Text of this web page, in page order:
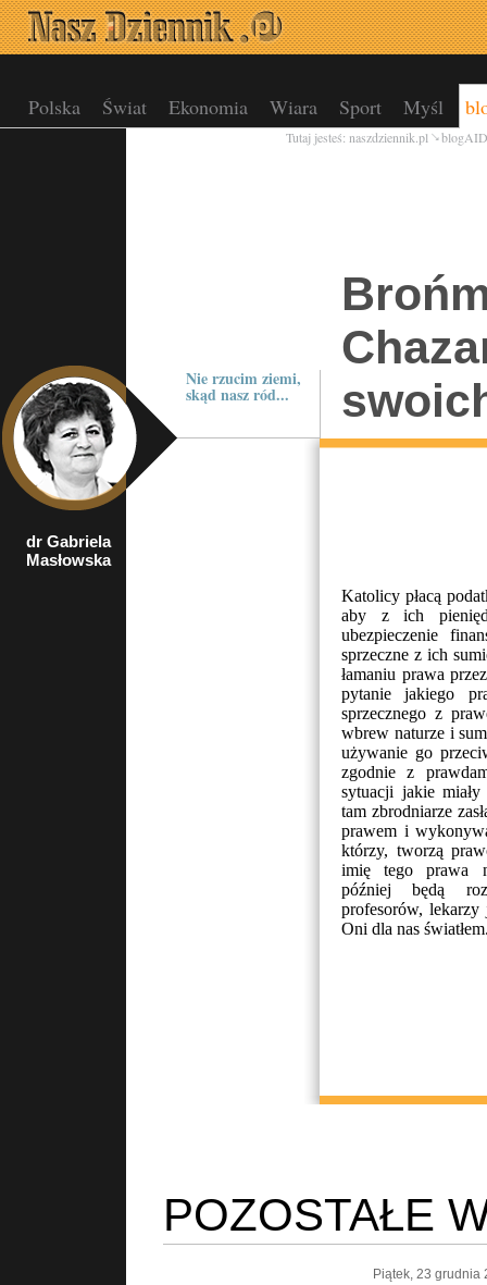
Polska Świat Ekonomia Wiara Sport Myśl
Tutaj jesteś: naszdziennik.pl blogAID
Nie rzucim ziemi,
skąd nasz ród...
dr Gabriela
Masłowska
Katolicy płacą
aby z ich
ubezpieczenie
sprzeczne z ich
łamaniu prawa
pytanie jakiego
sprzecznego z
wbrew naturze i
używanie go
zgodnie z
sytuacji jakie
tam zbrodniarze
prawem i
którzy, tworzą
imię tego prawa
później będą
profesorów,
Oni dla nas
POZOSTAŁE
Piątek, 23 grudnia